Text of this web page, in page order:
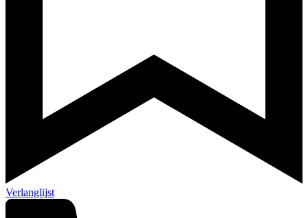
Verlanglijst